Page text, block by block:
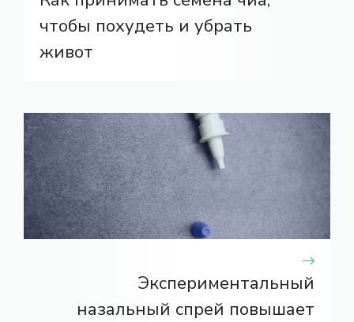
чтобы похудеть и убрать
живот
Экспериментальный
назальный спрей повышает